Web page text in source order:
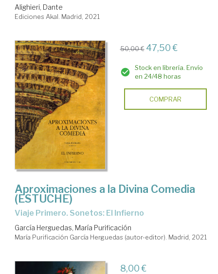
Alighieri, Dante
Ediciones Akal. Madrid, 2021
50,00 € 47,50 €
Stock en librería. Envío
en 24/48 horas
COMPRAR
Aproximaciones a la Divina Comedia
(ESTUCHE)
Viaje Primero. Sonetos: El Infierno
García Herguedas, María Purificación
María Purificación García Herguedas (autor-editor). Madrid, 2021
8,00 €